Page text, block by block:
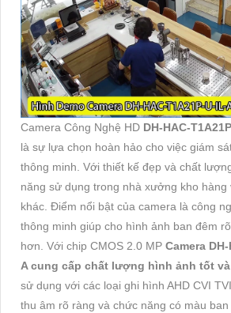
Camera Công Nghệ HD DH-HAC-
là sự lựa chọn hoàn hảo cho việc giám
thông minh. Với thiết kế đẹp và chất
năng sử dụng trong nhà xưởng kho hàng
khác. Điểm nổi bật của camera là công
thông minh giúp cho hình ảnh ban đêm
hơn. Với chip CMOS 2.0 MP Camera
A cung cấp chất lượng hình ảnh tốt
sử dụng với các loại ghi hình AHD CVI
thu âm rõ ràng và chức năng có màu